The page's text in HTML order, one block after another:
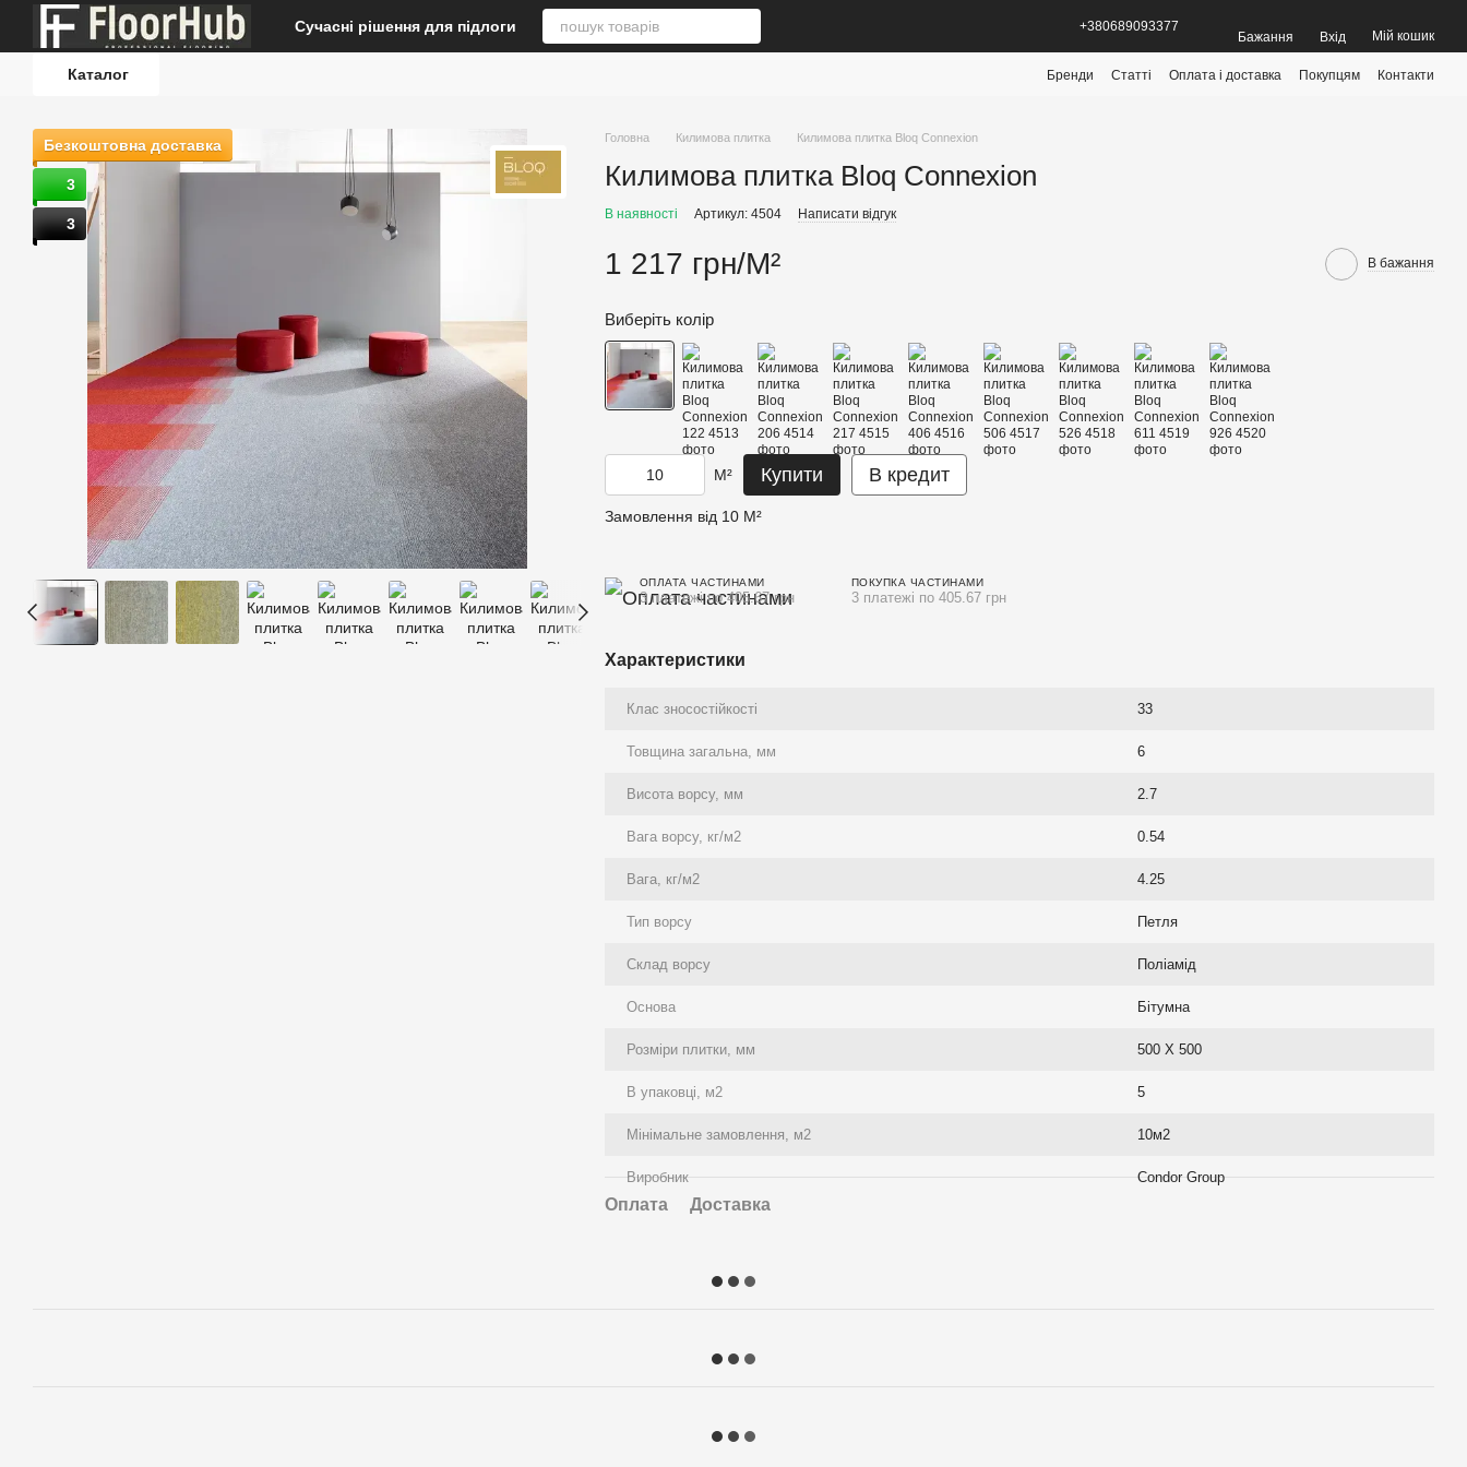
Перейти до основного контенту
Сучасні рішення для підлоги +380689093377
Бажання Вхід Мій кошик
Каталог Бренди Статті Оплата і доставка Покупцям Контакти
Безкоштовна доставка
3
3
Головна Килимова плитка Килимова плитка Bloq Connexion
Килимова плитка Bloq Connexion
В наявності Артикул: 4504 Написати відгук
1 217 грн/М² В бажання
Виберіть колір
М² Купити В кредит
Замовлення від 10 М²
ОПЛАТА ЧАСТИНАМИ
3 платежі по 405.67 грн
ПОКУПКА ЧАСТИНАМИ
3 платежі по 405.67 грн
Характеристики
Клас зносостійкості 33
Товщина загальна, мм 6
Висота ворсу, мм 2.7
Вага ворсу, кг/м2 0.54
Вага, кг/м2 4.25
Тип ворсу Петля
Склад ворсу Поліамід
Основа Бітумна
Розміри плитки, мм 500 Х 500
В упаковці, м2 5
Мінімальне замовлення, м2 10м2
Виробник Condor Group
Оплата Доставка